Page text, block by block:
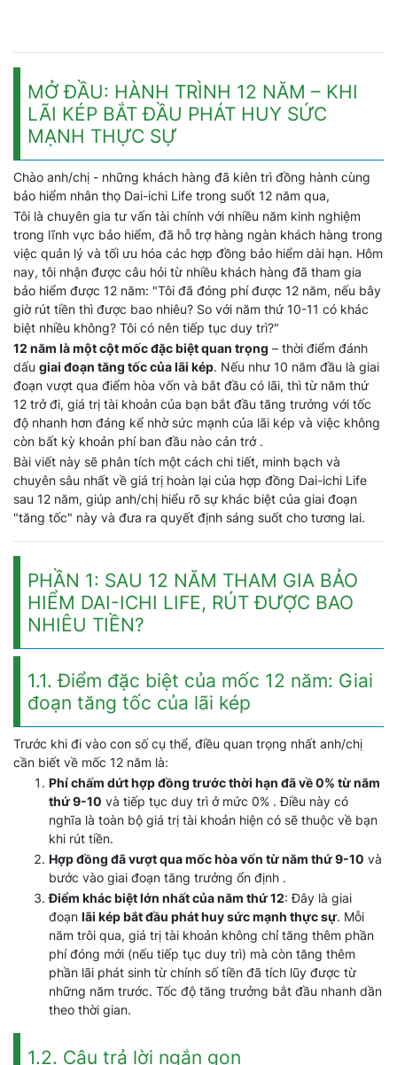
MỞ ĐẦU: HÀNH TRÌNH 12 NĂM – KHI
LÃI KÉP BẮT ĐẦU PHÁT HUY SỨC
MẠNH THỰC SỰ
Chào anh/chị - những khách hàng đã kiên trì đồng hành cùng
bảo hiểm nhân thọ Dai-ichi Life trong suốt 12 năm qua,
Tôi là chuyên gia tư vấn tài chính với nhiều năm kinh nghiệm
trong lĩnh vực bảo hiểm, đã hỗ trợ hàng ngàn khách hàng trong
việc quản lý và tối ưu hóa các hợp đồng bảo hiểm dài hạn. Hôm
nay, tôi nhận được câu hỏi từ nhiều khách hàng đã tham gia
bảo hiểm được 12 năm: "Tôi đã đóng phí được 12 năm, nếu bây
giờ rút tiền thì được bao nhiêu? So với năm thứ 10-11 có khác
biệt nhiều không? Tôi có nên tiếp tục duy trì?"
12 năm là một cột mốc đặc biệt quan trọng – thời điểm đánh
dấu giai đoạn tăng tốc của lãi kép. Nếu như 10 năm đầu là giai
đoạn vượt qua điểm hòa vốn và bắt đầu có lãi, thì từ năm thứ
12 trở đi, giá trị tài khoản của bạn bắt đầu tăng trưởng với tốc
độ nhanh hơn đáng kể nhờ sức mạnh của lãi kép và việc không
còn bất kỳ khoản phí ban đầu nào cản trở .
Bài viết này sẽ phân tích một cách chi tiết, minh bạch và
chuyên sâu nhất về giá trị hoàn lại của hợp đồng Dai-ichi Life
sau 12 năm, giúp anh/chị hiểu rõ sự khác biệt của giai đoạn
"tăng tốc" này và đưa ra quyết định sáng suốt cho tương lai.
PHẦN 1: SAU 12 NĂM THAM GIA BẢO
HIỂM DAI-ICHI LIFE, RÚT ĐƯỢC BAO
NHIÊU TIỀN?
1.1. Điểm đặc biệt của mốc 12 năm: Giai
đoạn tăng tốc của lãi kép
Trước khi đi vào con số cụ thể, điều quan trọng nhất anh/chị
cần biết về mốc 12 năm là:
Phí chấm dứt hợp đồng trước thời hạn đã về 0% từ năm
thứ 9-10 và tiếp tục duy trì ở mức 0% . Điều này có
nghĩa là toàn bộ giá trị tài khoản hiện có sẽ thuộc về bạn
khi rút tiền.
Hợp đồng đã vượt qua mốc hòa vốn từ năm thứ 9-10 và
bước vào giai đoạn tăng trưởng ổn định .
Điểm khác biệt lớn nhất của năm thứ 12: Đây là giai
đoạn lãi kép bắt đầu phát huy sức mạnh thực sự. Mỗi
năm trôi qua, giá trị tài khoản không chỉ tăng thêm phần
phí đóng mới (nếu tiếp tục duy trì) mà còn tăng thêm
phần lãi phát sinh từ chính số tiền đã tích lũy được từ
những năm trước. Tốc độ tăng trưởng bắt đầu nhanh dần
theo thời gian.
1.2. Câu trả lời ngắn gọn